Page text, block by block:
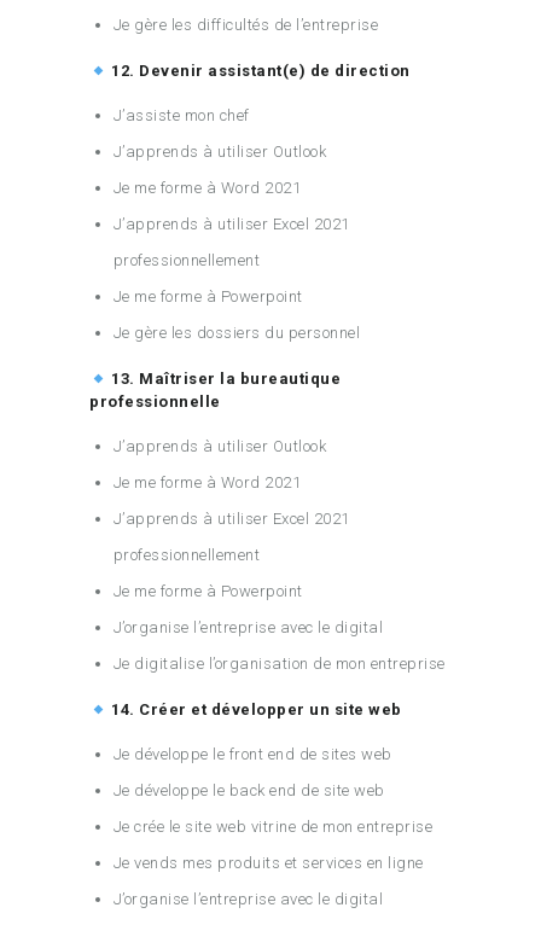
Je gère les difficultés de l’entreprise
12. Devenir assistant(e) de direction
J’assiste mon chef
J’apprends à utiliser Outlook
Je me forme à Word 2021
J’apprends à utiliser Excel 2021
professionnellement
Je me forme à Powerpoint
Je gère les dossiers du personnel
13. Maîtriser la bureautique
professionnelle
J’apprends à utiliser Outlook
Je me forme à Word 2021
J’apprends à utiliser Excel 2021
professionnellement
Je me forme à Powerpoint
J’organise l’entreprise avec le digital
Je digitalise l’organisation de mon entreprise
14. Créer et développer un site web
Je développe le front end de sites web
Je développe le back end de site web
Je crée le site web vitrine de mon entreprise
Je vends mes produits et services en ligne
J’organise l’entreprise avec le digital